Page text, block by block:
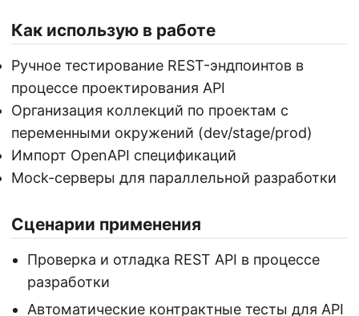
Как использую в работе
Ручное тестирование REST-эндпоинтов в
процессе проектирования API
Организация коллекций по проектам с
переменными окружений (dev/stage/prod)
Импорт OpenAPI спецификаций
Mock-серверы для параллельной разработки
Сценарии применения
Проверка и отладка REST API в процессе
разработки
Автоматические контрактные тесты для API